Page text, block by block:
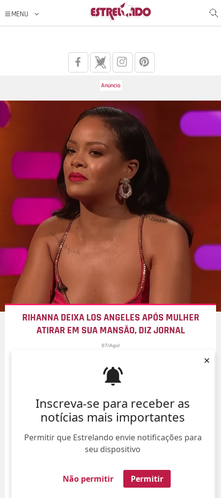
Inscreva-se para receber as
notícias mais importantes
Permitir que Estrelando envie notificações para
seu dispositivo
Não permitir Permitir
×
RIHANNA DEIXA LOS ANGELES APÓS MULHER
ATIRAR EM SUA MANSÃO, DIZ JORNAL
07/Ago/